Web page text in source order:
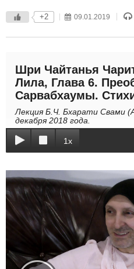
+2 09.01.2019
Шри Чайтанья
Лила, Глава 6.
Сарвабхаумы.
Лекция Б.Ч. Бхарати Свами
декабря 2018 года.
1x